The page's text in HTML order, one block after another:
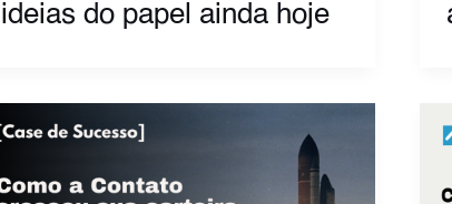
ideias do papel ainda hoje